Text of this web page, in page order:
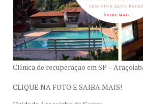
Clínica de recuperação em SP –
CLIQUE NA FOTO E SAIBA MAIS!